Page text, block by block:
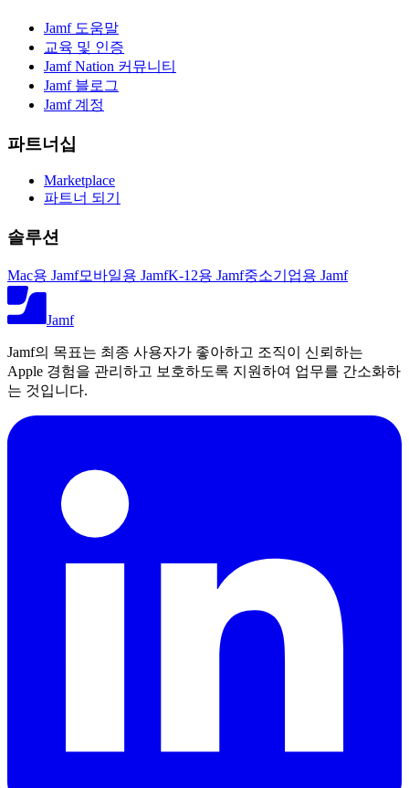
Jamf 도움말
교육 및 인증
Jamf Nation 커뮤니티
Jamf 블로그
Jamf 계정
파트너십
Marketplace
파트너 되기
솔루션
Mac용 Jamf모바일용 JamfK-12용 Jamf중소기업용 Jamf
Jamf
Jamf의 목표는 최종 사용자가 좋아하고 조직이 신뢰하는
Apple 경험을 관리하고 보호하도록 지원하여 업무를 간소화하
는 것입니다.